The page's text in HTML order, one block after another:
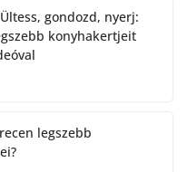
gondozd, nyerj:
konyhakertjeit
legszebb